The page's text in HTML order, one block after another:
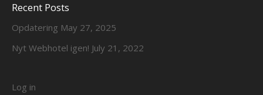
Recent Posts
Opdatering May 27, 2025
Nyt Webhotel igen! July 21, 2022
Log in